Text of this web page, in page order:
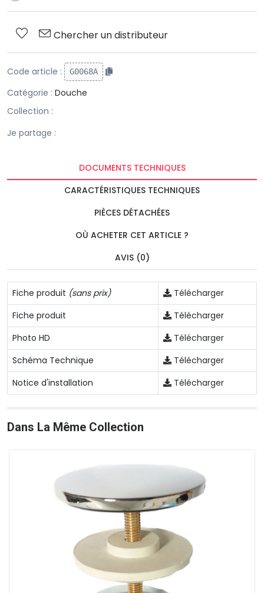
Chercher un distributeur
Code article : G0068A
Catégorie : Douche
Collection :
Je partage :
DOCUMENTS TECHNIQUES
CARACTÉRISTIQUES TECHNIQUES
PIÈCES DÉTACHÉES
OÙ ACHETER CET ARTICLE ?
AVIS (0)
Fiche produit (sans prix)
Télécharger
Fiche produit
Télécharger
Photo HD
Télécharger
Schéma Technique
Télécharger
Notice d'installation
Télécharger
Dans La Même Collection